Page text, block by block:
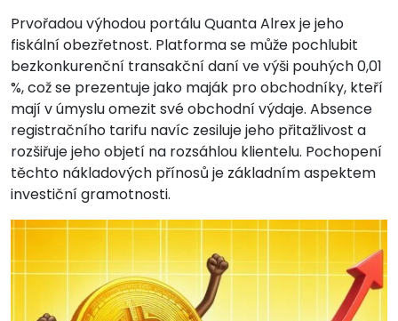
Prvořadou výhodou portálu Quanta Alrex je jeho
fiskální obezřetnost. Platforma se může pochlubit
bezkonkurenční transakční daní ve výši pouhých 0,01
%, což se prezentuje jako maják pro obchodníky, kteří
mají v úmyslu omezit své obchodní výdaje. Absence
registračního tarifu navíc zesiluje jeho přitažlivost a
rozšiřuje jeho objetí na rozsáhlou klientelu. Pochopení
těchto nákladových přínosů je základním aspektem
investiční gramotnosti.